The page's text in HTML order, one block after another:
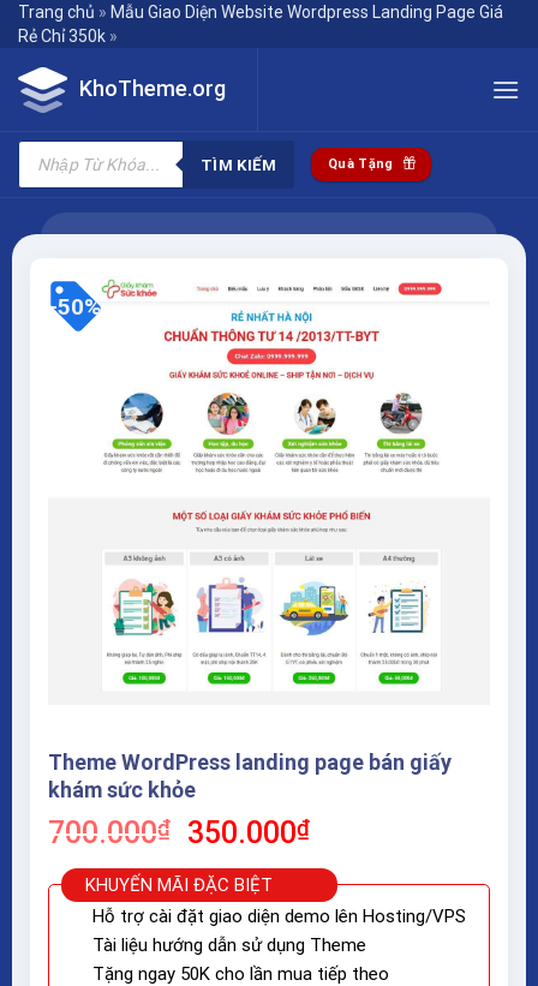
Skip
content
Trang chủ » Mẫu Giao Diện Website Wordpress Landing Page Giá
Rẻ Chỉ 350k »
KhoTheme.org
Tìm
kiếm
phẩm
TÌM KIẾM Quà Tặng
-50%
Theme WordPress landing page bán giấy
khám sức khỏe
700.000₫
Giá
gốc
là:
700.000₫.
350.000₫Giá
hiện
tại
là:
350.000₫.
KHUYẾN MÃI ĐẶC BIỆT
Hỗ trợ cài đặt giao diện demo lên Hosting/VPS
Tài liệu hướng dẫn sử dụng Theme
Tặng ngay 50K cho lần mua tiếp theo